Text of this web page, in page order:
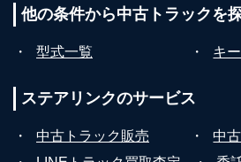
他の条件から中古トラックを
・ 型式一覧 ・ キ
ステアリンクのサービス
・ 中古トラック販売 ・
中